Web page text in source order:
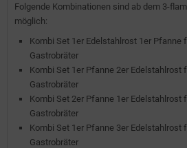
Folgende Kombinationen sind ab dem 3-
möglich:
Kombi Set 1er Edelstahlrost 1er Pfanne
Gastrobräter
Kombi Set 1er Pfanne 2er Edelstahlrost
Gastrobräter
Kombi Set 2er Pfanne 1er Edelstahlrost
Gastrobräter
Kombi Set 1er Pfanne 3er Edelstahlrost
Gastrobräter